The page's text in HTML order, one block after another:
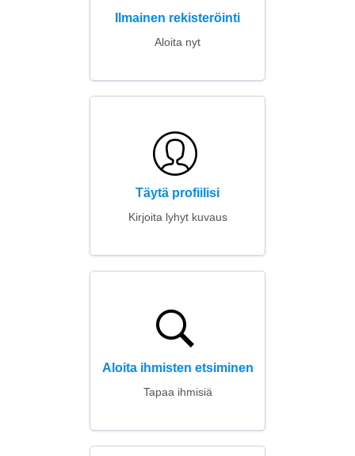
Ilmainen rekisteröinti
Aloita nyt
Täytä profiilisi
Kirjoita lyhyt kuvaus
Aloita ihmisten etsiminen
Tapaa ihmisiä